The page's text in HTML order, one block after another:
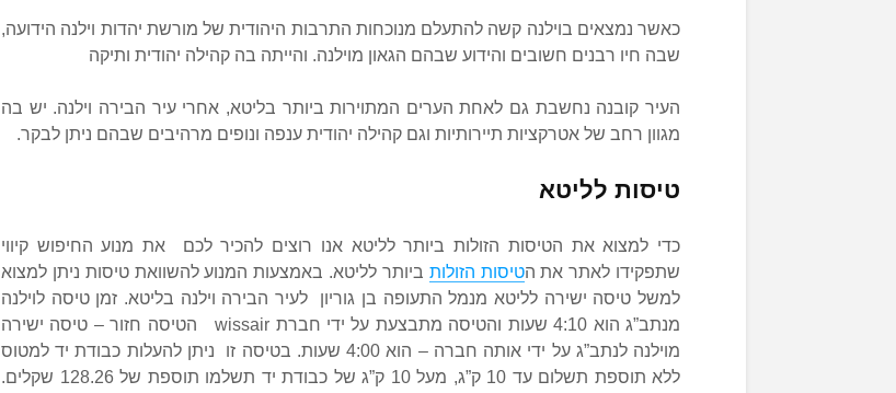
כאשר נמצאים בוילנה קשה להתעלם מנוכחות התרבות היהודית של מורשת יהדות וילנה הידועה,
שבה חיו רבנים חשובים והידוע שבהם הגאון מוילנה. והייתה בה קהילה יהודית ותיקה
העיר קובנה נחשבת גם לאחת הערים המתוירות ביותר בליטא, אחרי עיר הבירה וילנה. יש בה
מגוון רחב של אטרקציות תיירותיות וגם קהילה יהודית ענפה ונופים מרהיבים שבהם ניתן לבקר.
טיסות לליטא
כדי למצוא את הטיסות הזולות ביותר לליטא אנו רוצים להכיר לכם את מנוע החיפוש קיווי
שתפקידו לאתר את הטיסות הזולות ביותר לליטא. באמצעות המנוע להשוואת טיסות ניתן למצוא
למשל טיסה ישירה לליטא מנמל התעופה בן גוריון לעיר הבירה וילנה בליטא. זמן טיסה לוילנה
מנתב”ג הוא 4:10 שעות והטיסה מתבצעת על ידי חברת wissair הטיסה חזור – טיסה ישירה
מוילנה לנתב”ג על ידי אותה חברה – הוא 4:00 שעות. בטיסה זו ניתן להעלות כבודת יד למטוס
ללא תוספת תשלום עד 10 ק”ג, מעל 10 ק”ג של כבודת יד תשלמו תוספת של 128.26 שקלים.